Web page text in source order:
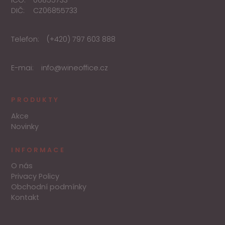
DIČ:
CZ06855733
Telefon: (+420) 797 603 888
E-mai: info@wineoffice.cz
PRODUKTY
Akce
Novinky
INFORMACE
O nás
Privacy Policy
Obchodní podmínky
Kontakt